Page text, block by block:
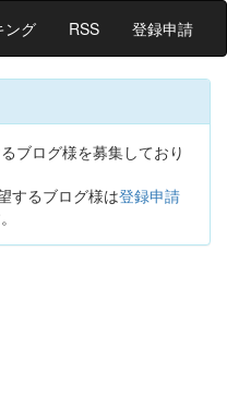
ング RSS 登録申請
ブログ様を募集しており
するブログ様は登録申請